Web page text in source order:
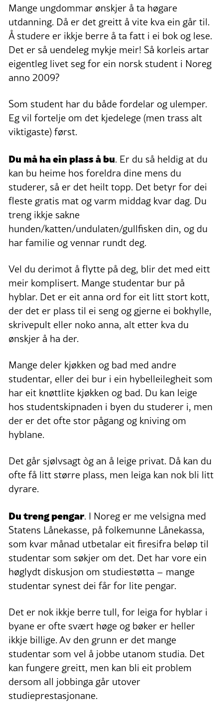
Mange ungdommar ønskjer å ta høgare
utdanning. Då er det greitt å vite kva ein går til.
Å studere er ikkje berre å ta fatt i ei bok og lese.
Det er så uendeleg mykje meir! Så korleis artar
eigentleg livet seg for ein norsk student i Noreg
anno 2009?
Som student har du både fordelar og ulemper.
Eg vil fortelje om det kjedelege (men trass alt
viktigaste) først.
Du må ha ein plass å bu. Er du så heldig at du
kan bu heime hos foreldra dine mens du
studerer, så er det heilt topp. Det betyr for dei
fleste gratis mat og varm middag kvar dag. Du
treng ikkje sakne
hunden/katten/undulaten/gullfisken din, og du
har familie og vennar rundt deg.
Vel du derimot å flytte på deg, blir det med eitt
meir komplisert. Mange studentar bur på
hyblar. Det er eit anna ord for eit litt stort kott,
der det er plass til ei seng og gjerne ei bokhylle,
skrivepult eller noko anna, alt etter kva du
ønskjer å ha der.
Mange deler kjøkken og bad med andre
studentar, eller dei bur i ein hybelleilegheit som
har eit knøttlite kjøkken og bad. Du kan leige
hos studentskipnaden i byen du studerer i, men
der er det ofte stor pågang og kniving om
hyblane.
Det går sjølvsagt òg an å leige privat. Då kan du
ofte få litt større plass, men leiga kan nok bli litt
dyrare.
Du treng pengar. I Noreg er me velsigna med
Statens Lånekasse, på folkemunne Lånekassa,
som kvar månad utbetalar eit firesifra beløp til
studentar som søkjer om det. Det har vore ein
høglydt diskusjon om studiestøtta – mange
studentar synest dei får for lite pengar.
Det er nok ikkje berre tull, for leiga for hyblar i
byane er ofte svært høge og bøker er heller
ikkje billige. Av den grunn er det mange
studentar som vel å jobbe utanom studia. Det
kan fungere greitt, men kan bli eit problem
dersom all jobbinga går utover
studieprestasjonane.